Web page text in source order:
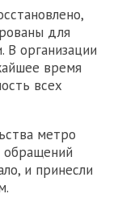
для
В организации
время
всех
метро
обращений
и принесли